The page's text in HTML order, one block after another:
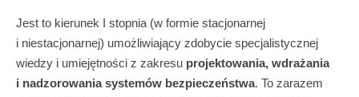
Jest to kierunek I stopnia (w formie stacjonarnej
i niestacjonarnej) umożliwiający zdobycie specjalistycznej
wiedzy i umiejętności z zakresu projektowania, wdrażania
i nadzorowania systemów bezpieczeństwa. To zarazem